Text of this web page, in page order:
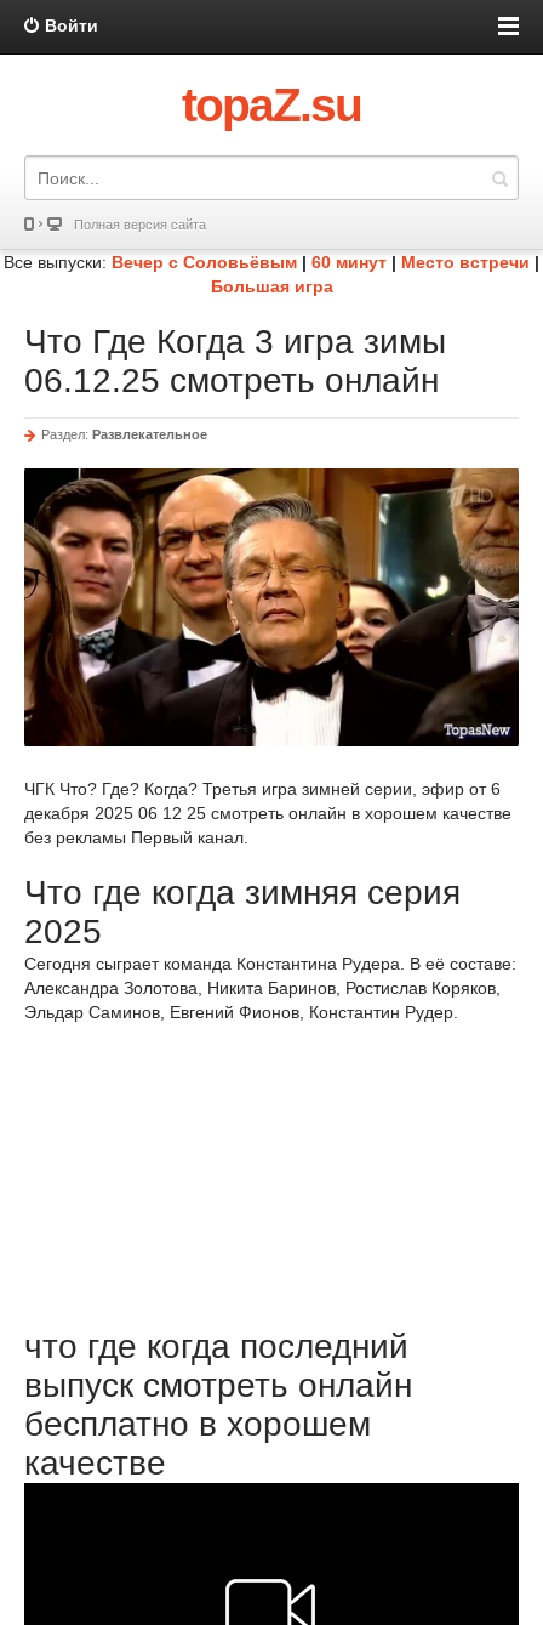
Войти
topaZ.su
Полная версия сайта
Все выпуски: Вечер с Соловьёвым | 60 минут | Место встречи |
Большая игра
Что Где Когда 3 игра зимы
06.12.25 смотреть онлайн
Раздел: Развлекательное
ЧГК Что? Где? Когда? Третья игра зимней серии, эфир от 6
декабря 2025 06 12 25 смотреть онлайн в хорошем качестве
без рекламы Первый канал.
Что где когда зимняя серия
2025
Сегодня сыграет команда Константина Рудера. В её составе:
Александра Золотова, Никита Баринов, Ростислав Коряков,
Эльдар Саминов, Евгений Фионов, Константин Рудер.
что где когда последний
выпуск смотреть онлайн
бесплатно в хорошем
качестве